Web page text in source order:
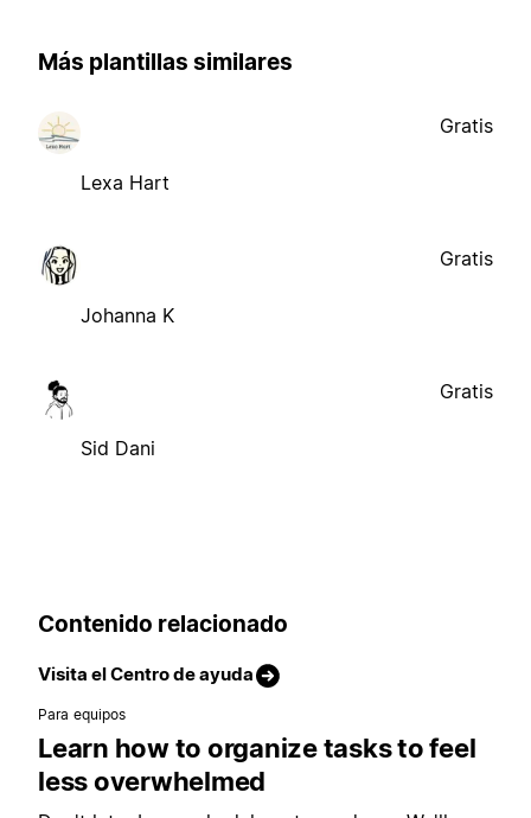
Más plantillas similares
Lexa Hart
Gratis
Johanna K
Gratis
Sid Dani
Gratis
Contenido relacionado
Visita el Centro de ayuda
Para equipos
Learn how to organize tasks to feel
less overwhelmed